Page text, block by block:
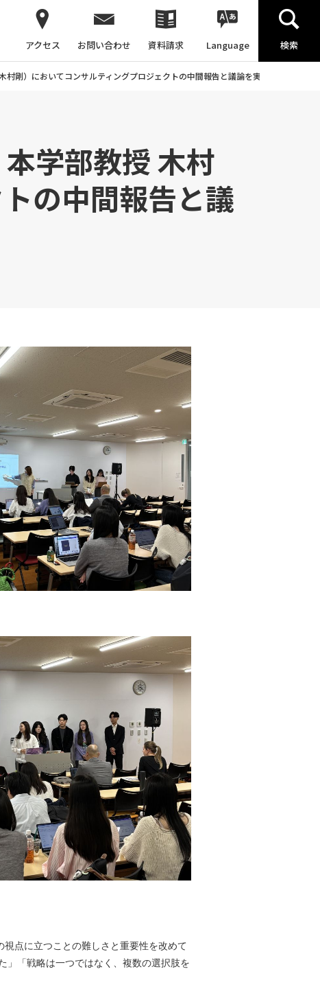
アクセス お問い合わせ 資料請求 Language 検索
剛）においてコンサルティングプロジェクトの中間報告と議論を実施しました
学部教授 木村
の中間報告と議
視点に立つことの難しさと重要性を改めて
」「戦略は一つではなく、複数の選択肢を